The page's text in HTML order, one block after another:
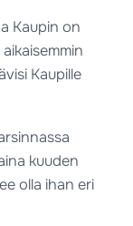
Kaupin on
Kaupille
kuuden
olla ihan eri